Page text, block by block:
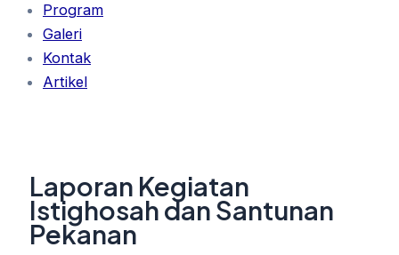
Program
Galeri
Kontak
Artikel
Laporan Kegiatan
Istighosah dan Santunan
Pekanan